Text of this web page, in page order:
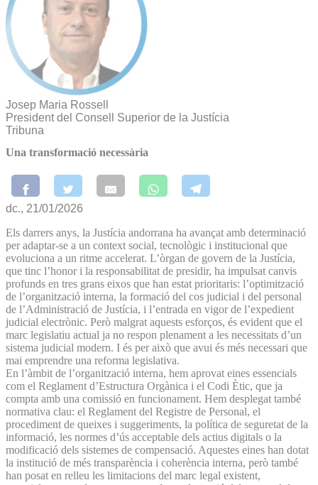
Josep Maria Rossell
President del Consell Superior de la Justícia
Tribuna
Una transformació necessària
dc., 21/01/2026
Els darrers anys, la Justícia andorrana ha avançat amb determinació
per adaptar-se a un context social, tecnològic i institucional que
evoluciona a un ritme accelerat. L’òrgan de govern de la Justícia,
que tinc l’honor i la responsabilitat de presidir, ha impulsat canvis
profunds en tres grans eixos que han estat prioritaris: l’optimització
de l’organització interna, la formació del cos judicial i del personal
de l’Administració de Justícia, i l’entrada en vigor de l’expedient
judicial electrònic. Però malgrat aquests esforços, és evident que el
marc legislatiu actual ja no respon plenament a les necessitats d’un
sistema judicial modern. I és per això que avui és més necessari que
mai emprendre una reforma legislativa.
En l’àmbit de l’organització interna, hem aprovat eines essencials
com el Reglament d’Estructura Orgànica i el Codi Ètic, que ja
compta amb una comissió en funcionament. Hem desplegat també
normativa clau: el Reglament del Registre de Personal, el
procediment de queixes i suggeriments, la política de seguretat de la
informació, les normes d’ús acceptable dels actius digitals o la
modificació dels sistemes de compensació. Aquestes eines han dotat
la institució de més transparència i coherència interna, però també
han posat en relleu les limitacions del marc legal existent,